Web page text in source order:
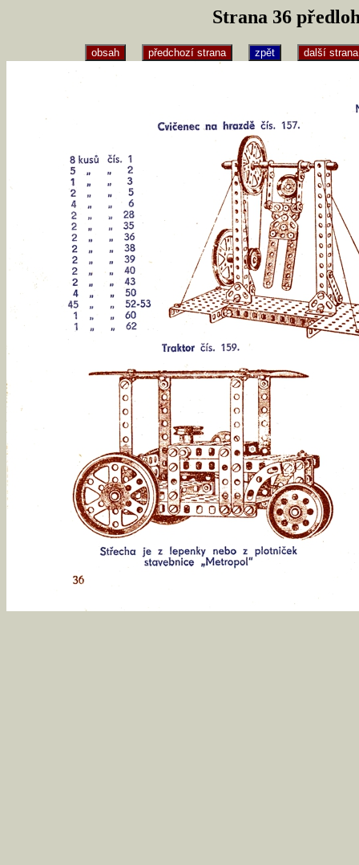
Strana 36
obsah předchozí strana zpět další strana